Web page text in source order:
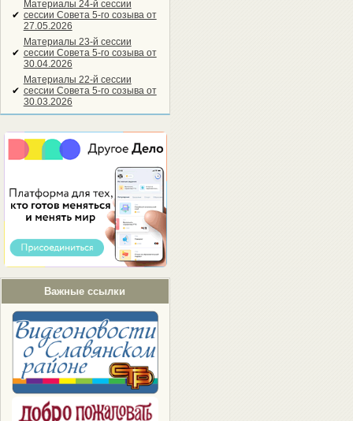
✔
Материалы 24-й сессии
сессии Совета 5-го созыва от
27.05.2026
✔
Материалы 23-й сессии
сессии Совета 5-го созыва от
30.04.2026
✔
Материалы 22-й сессии
сессии Совета 5-го созыва от
30.03.2026
Важные ссылки